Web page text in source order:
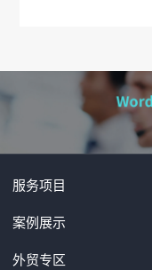
服务项目
案例展示
外贸专区